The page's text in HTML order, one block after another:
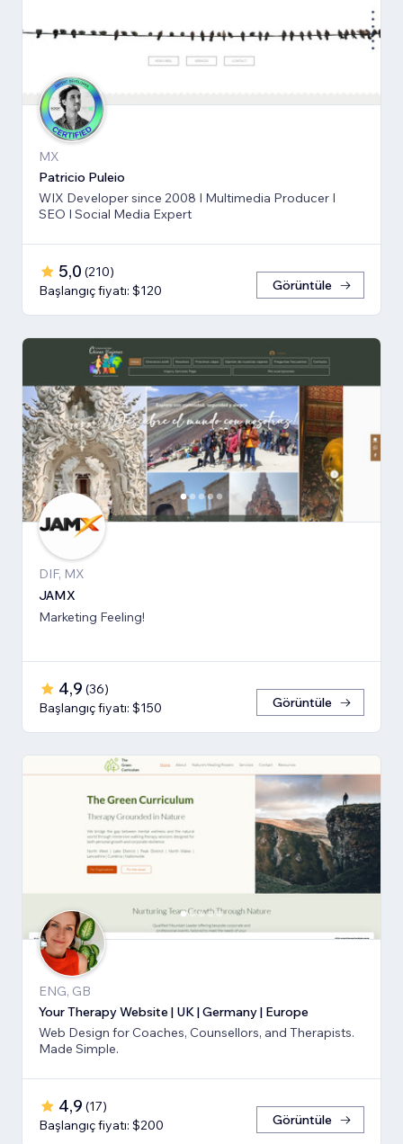
MX
Patricio Puleio
WIX Developer since 2008 I Multimedia Producer I
SEO I Social Media Expert
5,0 (210)
Başlangıç fiyatı: $120
Görüntüle
DIF, MX
JAMX
Marketing Feeling!
4,9 (36)
Başlangıç fiyatı: $150
Görüntüle
ENG, GB
Your Therapy Website | UK | Germany | Europe
Web Design for Coaches, Counsellors, and Therapists.
Made Simple.
4,9 (17)
Başlangıç fiyatı: $200
Görüntüle